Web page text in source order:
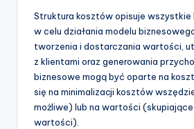
Struktura kosztów opisuje wszystkie
w celu działania modelu
tworzenia i dostarczania wartości,
z klientami oraz generowania
biznesowe mogą być oparte na
się na minimalizacji kosztów
możliwe) lub na wartości
wartości).